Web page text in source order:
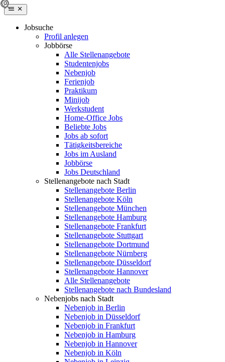
Jobsuche
Profil anlegen
Jobbörse
Alle Stellenangebote
Studentenjobs
Nebenjob
Ferienjob
Praktikum
Minijob
Werkstudent
Home-Office Jobs
Beliebte Jobs
Jobs ab sofort
Tätigkeitsbereiche
Jobs im Ausland
Jobbörse
Jobs Deutschland
Stellenangebote nach Stadt
Stellenangebote Berlin
Stellenangebote Köln
Stellenangebote München
Stellenangebote Hamburg
Stellenangebote Frankfurt
Stellenangebote Stuttgart
Stellenangebote Dortmund
Stellenangebote Nürnberg
Stellenangebote Düsseldorf
Stellenangebote Hannover
Alle Stellenangebote
Stellenangebote nach Bundesland
Nebenjobs nach Stadt
Nebenjob in Berlin
Nebenjob in Düsseldorf
Nebenjob in Frankfurt
Nebenjob in Hamburg
Nebenjob in Hannover
Nebenjob in Köln